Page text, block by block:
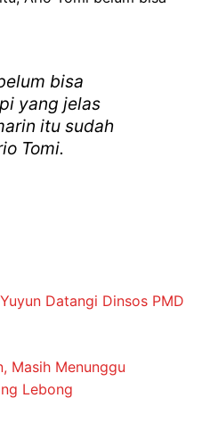
bisa
yang jelas
itu sudah
Tomi.
Datangi Dinsos PMD
Masih Menunggu
Lebong